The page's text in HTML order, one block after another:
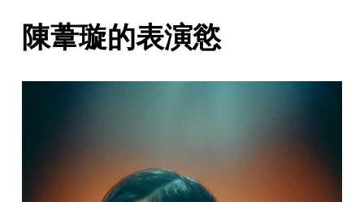
陳葦璇的表演慾